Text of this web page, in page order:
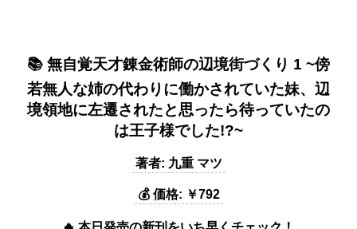
📚 無自覚天才錬金術師の辺境街づくり 1 ~傍
若無人な姉の代わりに働かされていた妹、辺
境領地に左遷されたと思ったら待っていたの
は王子様でした!?~
著者: 九重 マツ
💰 価格: ￥792